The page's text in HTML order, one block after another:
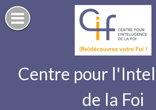
Skip
to
content
Centre pour
de la Foi